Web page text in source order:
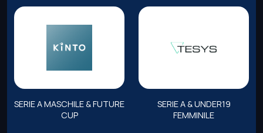
SERIE A MASCHILE & FUTURE
CUP
SERIE A & UNDER19
FEMMINILE